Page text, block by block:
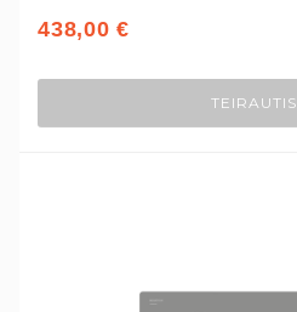
438,00 €
TEIRAUTIS